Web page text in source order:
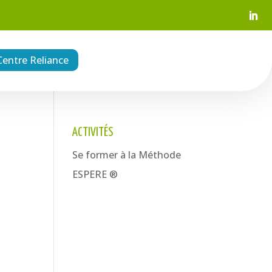
Reliance
ACTIVITÉS
Se former à la Méthode
ESPERE ®